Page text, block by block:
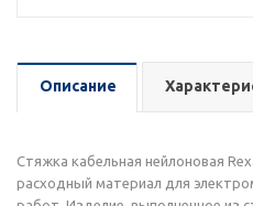
Описание
Стяжка кабельная нейлоновая
расходный материал для